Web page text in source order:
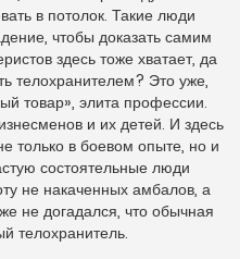
в потолок. Такие люди
чтобы доказать самим
здесь тоже хватает, да
телохранителем? Это уже,
товар», элита профессии.
и их детей. И здесь
только в боевом опыте, но и
состоятельные люди
не накаченных амбалов, а
не догадался, что обычная
телохранитель.